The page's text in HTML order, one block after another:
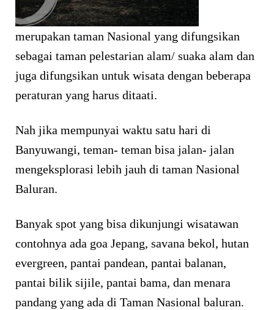
merupakan taman Nasional yang difungsikan
sebagai taman pelestarian alam/ suaka alam dan
juga difungsikan untuk wisata dengan beberapa
peraturan yang harus ditaati.
Nah jika mempunyai waktu satu hari di
Banyuwangi, teman- teman bisa jalan- jalan
mengeksplorasi lebih jauh di taman Nasional
Baluran.
Banyak spot yang bisa dikunjungi wisatawan
contohnya ada goa Jepang, savana bekol, hutan
evergreen, pantai pandean, pantai balanan,
pantai bilik sijile, pantai bama, dan menara
pandang yang ada di Taman Nasional baluran.